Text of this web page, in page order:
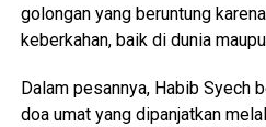
golongan yang beruntung
keberkahan, baik di dunia
‎Dalam pesannya, Habib Syech
doa umat yang dipanjatkan